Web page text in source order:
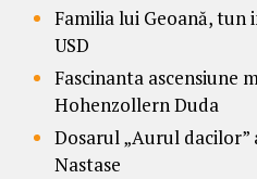
Familia lui Geoană, tun
USD
Fascinanta ascensiune
Hohenzollern Duda
Dosarul „Aurul dacilor”
Nastase